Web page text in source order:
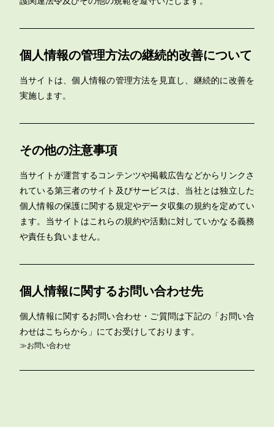
個人情報の管理方法の継続的改善について
当サイトは、個人情報の管理方法を見直し、継続的に改善を
実施します。
その他の注意事項
当サイトが運営するコンテンツや掲載広告などからリンクさ
れている第三者のサイト及びサービスは、当社とは独立した
個人情報の保護に関する規定やデータ収集の規約を定めてい
ます。当サイトはこれらの規約や活動に対していかなる義務
や責任も負いません。
個人情報に関するお問い合わせ先
個人情報に関するお問い合わせ・ご質問は下記の「お問い合
わせはこちらから」にてお受けしております。
≫お問い合わせ